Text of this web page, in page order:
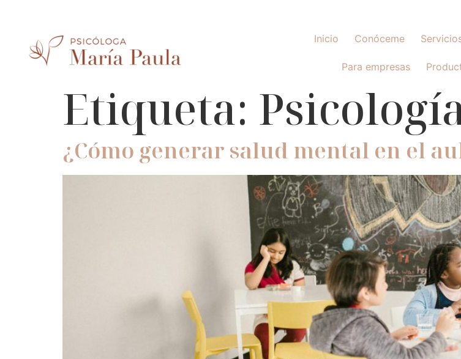
Inicio Conóceme
Para empresas
Etiqueta:
¿Cómo generar salud mental en el